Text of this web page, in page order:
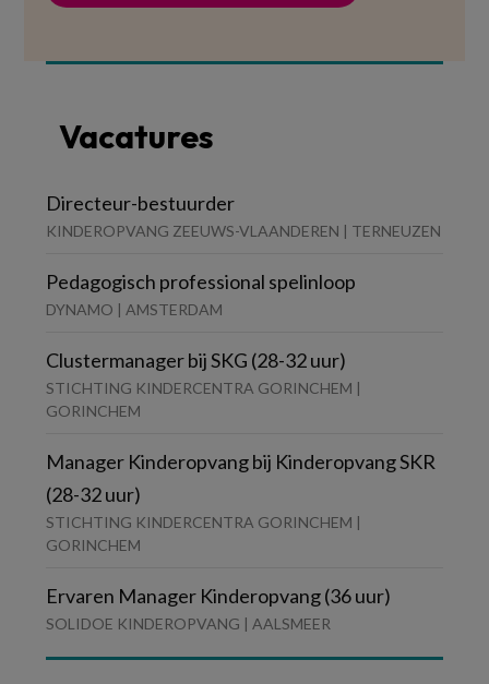
Vacatures
Directeur-bestuurder
KINDEROPVANG ZEEUWS-VLAANDEREN | TERNEUZEN
Pedagogisch professional spelinloop
DYNAMO | AMSTERDAM
Clustermanager bij SKG (28-32 uur)
STICHTING KINDERCENTRA GORINCHEM |
GORINCHEM
Manager Kinderopvang bij Kinderopvang SKR
(28-32 uur)
STICHTING KINDERCENTRA GORINCHEM |
GORINCHEM
Ervaren Manager Kinderopvang (36 uur)
SOLIDOE KINDEROPVANG | AALSMEER